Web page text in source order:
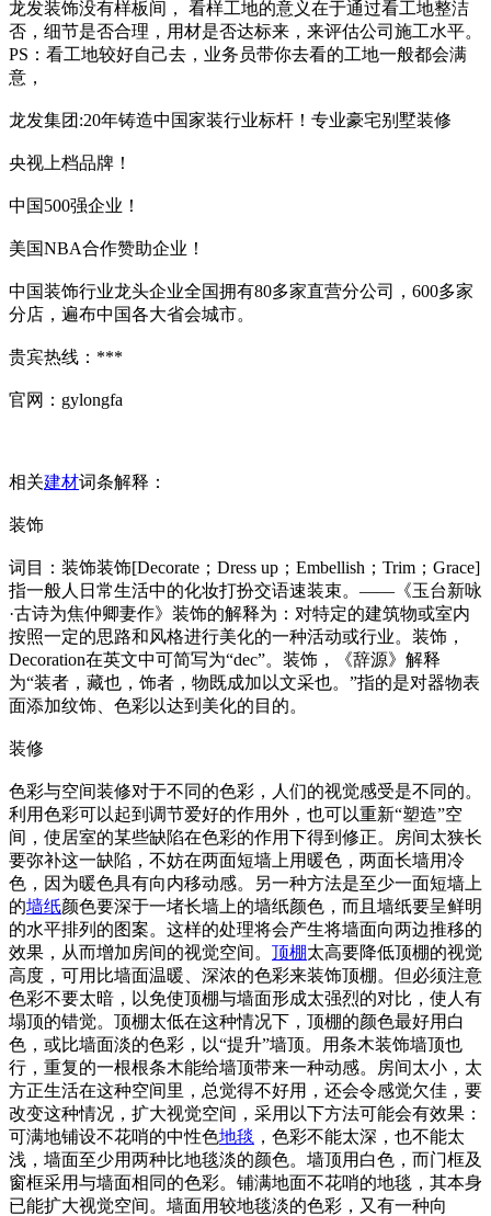
龙发装饰没有样板间， 看样工地的意义在于通过看工地整洁
否，细节是否合理，用材是否达标来，来评估公司施工水平。
PS：看工地较好自己去，业务员带你去看的工地一般都会满
意，
龙发集团:20年铸造中国家装行业标杆！专业豪宅别墅装修
央视上档品牌！
中国500强企业！
美国NBA合作赞助企业！
中国装饰行业龙头企业全国拥有80多家直营分公司，600多家
分店，遍布中国各大省会城市。
贵宾热线：***
官网：gylongfa
相关建材词条解释：
装饰
词目：装饰装饰[Decorate；Dress up；Embellish；Trim；Grace]
指一般人日常生活中的化妆打扮交语速装束。——《玉台新咏
·古诗为焦仲卿妻作》装饰的解释为：对特定的建筑物或室内
按照一定的思路和风格进行美化的一种活动或行业。装饰，
Decoration在英文中可简写为“dec”。装饰，《辞源》解释
为“装者，藏也，饰者，物既成加以文采也。”指的是对器物表
面添加纹饰、色彩以达到美化的目的。
装修
色彩与空间装修对于不同的色彩，人们的视觉感受是不同的。
利用色彩可以起到调节爱好的作用外，也可以重新“塑造”空
间，使居室的某些缺陷在色彩的作用下得到修正。房间太狭长
要弥补这一缺陷，不妨在两面短墙上用暖色，两面长墙用冷
色，因为暖色具有向内移动感。另一种方法是至少一面短墙上
的墙纸颜色要深于一堵长墙上的墙纸颜色，而且墙纸要呈鲜明
的水平排列的图案。这样的处理将会产生将墙面向两边推移的
效果，从而增加房间的视觉空间。 顶棚太高要降低顶棚的视觉
高度，可用比墙面温暖、深浓的色彩来装饰顶棚。但必须注意
色彩不要太暗，以免使顶棚与墙面形成太强烈的对比，使人有
塌顶的错觉。顶棚太低在这种情况下，顶棚的颜色最好用白
色，或比墙面淡的色彩，以“提升”墙顶。用条木装饰墙顶也
行，重复的一根根条木能给墙顶带来一种动感。房间太小，太
方正生活在这种空间里，总觉得不好用，还会令感觉欠佳，要
改变这种情况，扩大视觉空间，采用以下方法可能会有效果：
可满地铺设不花哨的中性色地毯 ，色彩不能太深，也不能太
浅，墙面至少用两种比地毯淡的颜色。墙顶用白色，而门框及
窗框采用与墙面相同的色彩。铺满地面不花哨的地毯，其本身
已能扩大视觉空间。墙面用较地毯淡的色彩，又有一种向